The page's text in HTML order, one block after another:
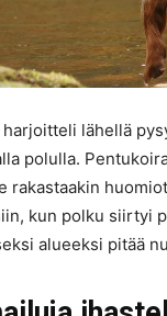
lähellä
polulla.
kun polku siirtyi
alueeksi pitää